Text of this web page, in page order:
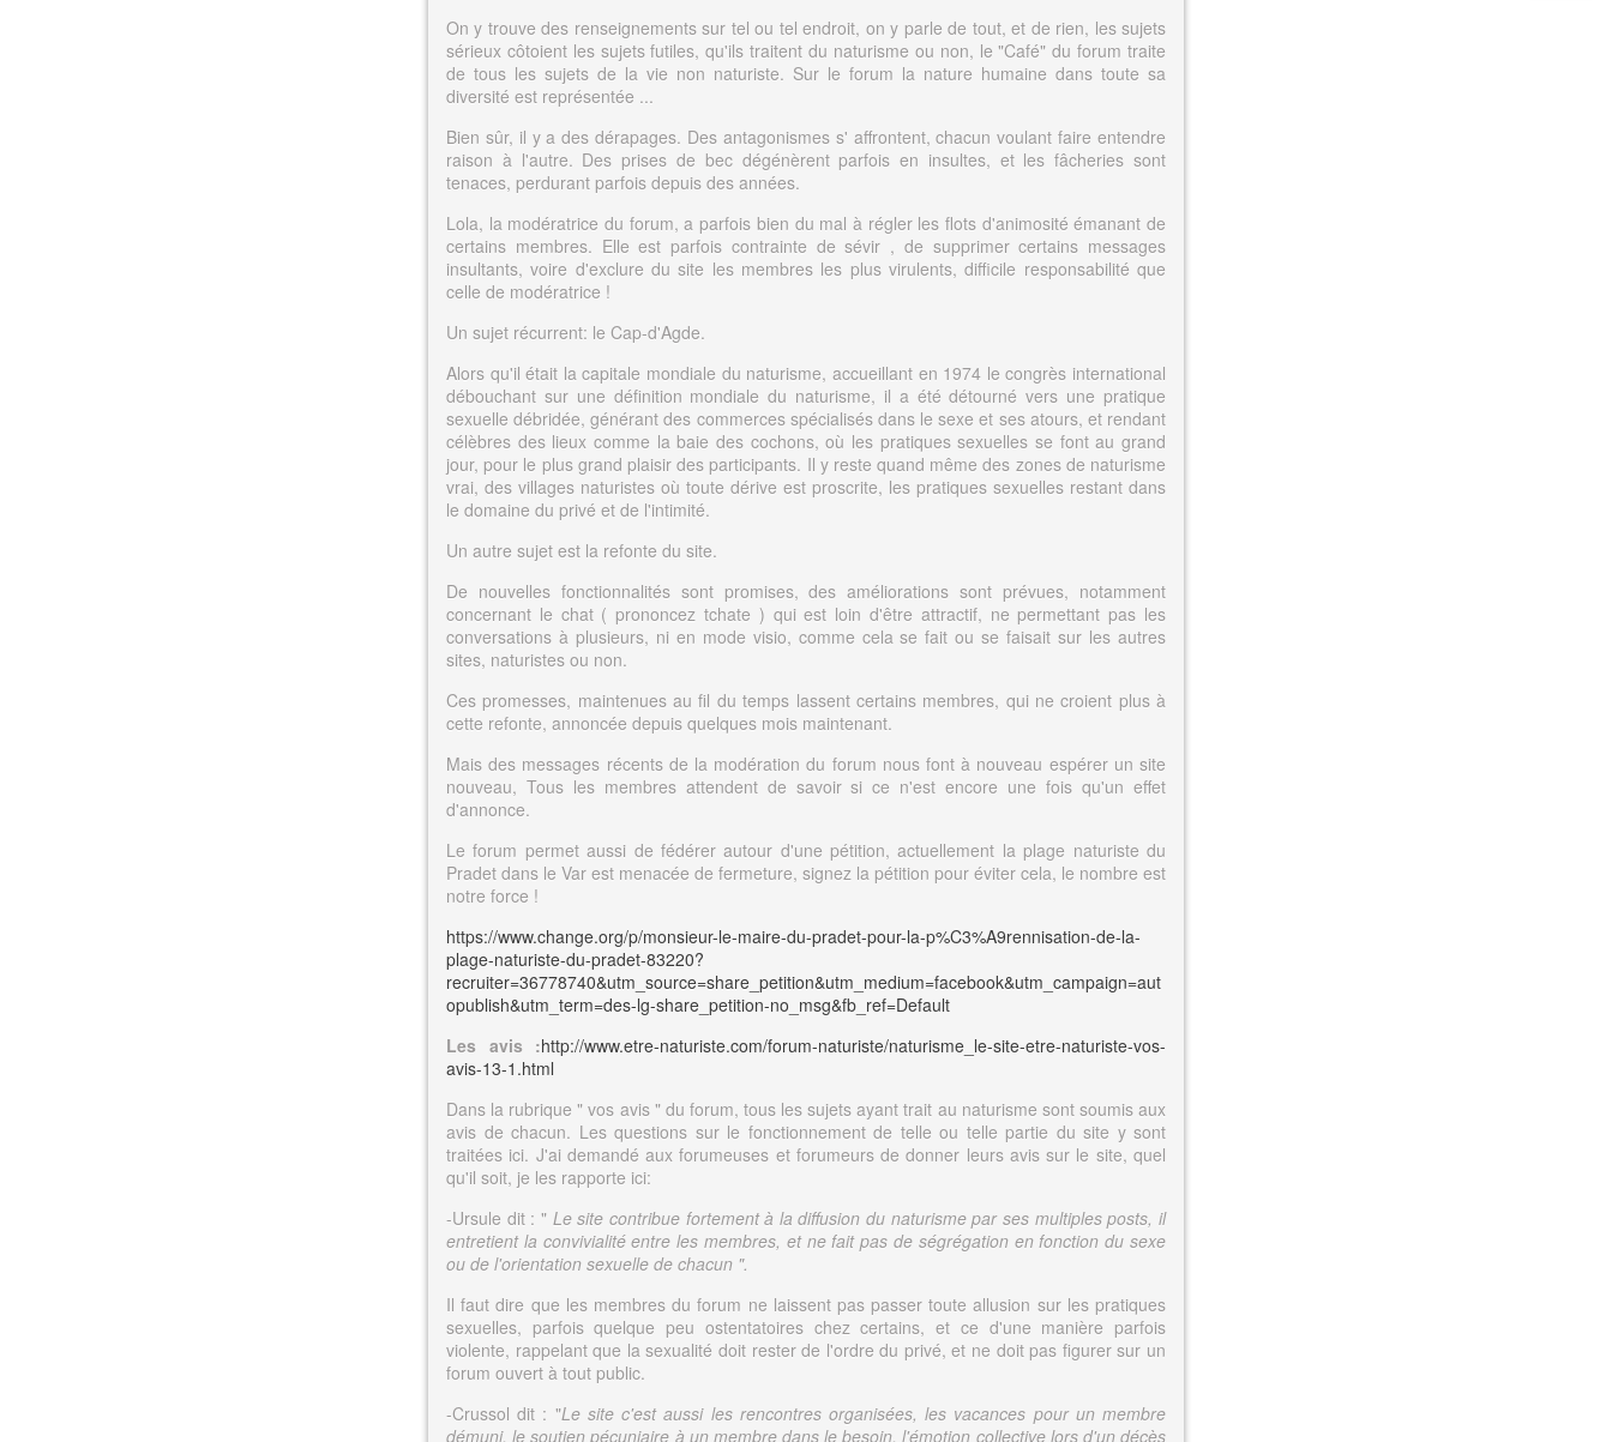
On y trouve des renseignements sur tel ou tel endroit, on y parle de tout, et de rien, les sujets
sérieux côtoient les sujets futiles, qu'ils traitent du naturisme ou non, le "Café" du forum traite
de tous les sujets de la vie non naturiste. Sur le forum la nature humaine dans toute sa
diversité est représentée ...
Bien sûr, il y a des dérapages. Des antagonismes s' affrontent, chacun voulant faire entendre
raison à l'autre. Des prises de bec dégénèrent parfois en insultes, et les fâcheries sont
tenaces, perdurant parfois depuis des années.
Lola, la modératrice du forum, a parfois bien du mal à régler les flots d'animosité émanant de
certains membres. Elle est parfois contrainte de sévir , de supprimer certains messages
insultants, voire d'exclure du site les membres les plus virulents, difficile responsabilité que
celle de modératrice !
Un sujet récurrent: le Cap-d'Agde.
Alors qu'il était la capitale mondiale du naturisme, accueillant en 1974 le congrès international
débouchant sur une définition mondiale du naturisme, il a été détourné vers une pratique
sexuelle débridée, générant des commerces spécialisés dans le sexe et ses atours, et rendant
célèbres des lieux comme la baie des cochons, où les pratiques sexuelles se font au grand
jour, pour le plus grand plaisir des participants. Il y reste quand même des zones de naturisme
vrai, des villages naturistes où toute dérive est proscrite, les pratiques sexuelles restant dans
le domaine du privé et de l'intimité.
Un autre sujet est la refonte du site.
De nouvelles fonctionnalités sont promises, des améliorations sont prévues, notamment
concernant le chat ( prononcez tchate ) qui est loin d'être attractif, ne permettant pas les
conversations à plusieurs, ni en mode visio, comme cela se fait ou se faisait sur les autres
sites, naturistes ou non.
Ces promesses, maintenues au fil du temps lassent certains membres, qui ne croient plus à
cette refonte, annoncée depuis quelques mois maintenant.
Mais des messages récents de la modération du forum nous font à nouveau espérer un site
nouveau, Tous les membres attendent de savoir si ce n'est encore une fois qu'un effet
d'annonce.
Le forum permet aussi de fédérer autour d'une pétition, actuellement la plage naturiste du
Pradet dans le Var est menacée de fermeture, signez la pétition pour éviter cela, le nombre est
notre force !
https://www.change.org/p/monsieur-le-maire-du-pradet-pour-la-p%C3%A9rennisation-de-la-
plage-naturiste-du-pradet-83220?
recruiter=36778740&utm_source=share_petition&utm_medium=facebook&utm_campaign=aut
opublish&utm_term=des-lg-share_petition-no_msg&fb_ref=Default
Les avis :http://www.etre-naturiste.com/forum-naturiste/naturisme_le-site-etre-naturiste-vos-
avis-13-1.html
Dans la rubrique " vos avis " du forum, tous les sujets ayant trait au naturisme sont soumis aux
avis de chacun. Les questions sur le fonctionnement de telle ou telle partie du site y sont
traitées ici. J'ai demandé aux forumeuses et forumeurs de donner leurs avis sur le site, quel
qu'il soit, je les rapporte ici:
-Ursule dit : " Le site contribue fortement à la diffusion du naturisme par ses multiples posts, il
entretient la convivialité entre les membres, et ne fait pas de ségrégation en fonction du sexe
ou de l'orientation sexuelle de chacun ".
Il faut dire que les membres du forum ne laissent pas passer toute allusion sur les pratiques
sexuelles, parfois quelque peu ostentatoires chez certains, et ce d'une manière parfois
violente, rappelant que la sexualité doit rester de l'ordre du privé, et ne doit pas figurer sur un
forum ouvert à tout public.
-Crussol dit : "Le site c'est aussi les rencontres organisées, les vacances pour un membre
démuni, le soutien pécuniaire à un membre dans le besoin, l'émotion collective lors d'un décès